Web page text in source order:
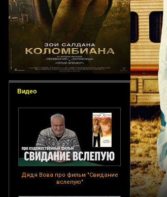
Видео
Дядя Вова про фильм "Свидание
вслепую"